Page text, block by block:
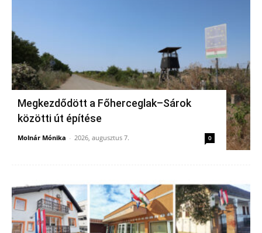
Megkezdődött a Főherceglak–Sárok
közötti út építése
Molnár Mónika - 2026, augusztus 7. 0